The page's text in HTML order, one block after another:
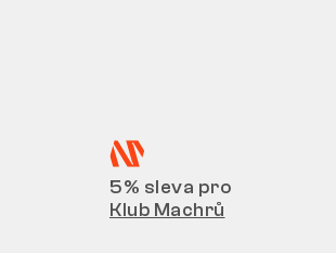
5% sleva pro
Klub Machrů